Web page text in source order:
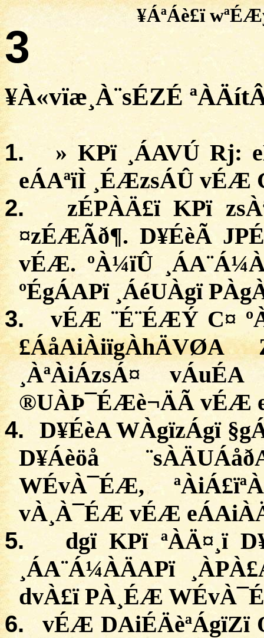
¥ÁªÁè£ï
3
¥À«vïæ¸À¨sÉZÉ ª
1. » KPï¸ÁAVÚRj:
eÁAªïÌ ¸ÉÆzsÁÛ vÉÆ
2. zÉPÀÄ£ï KPï
¤zÉÆÃð¶. D¥ÉèÃ
vÉÆ. ºÀ¼ïÛ
ºÉgÁAPï¸ÁéUÀgï
3. vÉÆ ¨É¨ÉÆÝ C¤ º
£ÁåAiÀiïgÀhÄVØA
¸ÀªÀiÁzsÁ¤ vÁuÉA
®UÀÞ¯ÉÆè¬ÄÃ vÉÆ
4. D¥ÉèA WÀgïzÁgï§
D¥Áèöå ¨
WÉvÀ¯ÉÆ, ª
vÀ¸À¯ÉÆ vÉÆ
5. dgï KPïªÀÄ¤¸ï
¸ÁA¨Á¼ÀÄAPï
dvÀ£ïPÀ¸ÉÆ
6. vÉÆ DAiÉÄèªÁgïZï